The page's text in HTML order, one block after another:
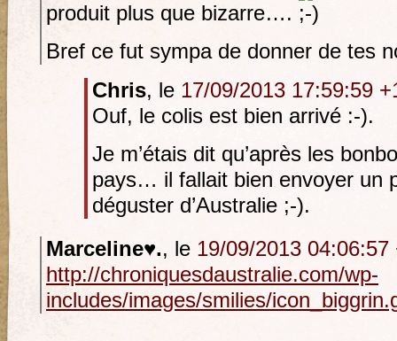
produit plus que bizarre….
Bref ce fut sympa de donner de tes
Chris, le 17/09/2013 17:59:59
Ouf, le colis est bien arrivé :-).
Je m’étais dit qu’après les
pays… il fallait bien envoyer un
déguster d’Australie ;-).
Marceline♥., le 19/09/2013 04:06:57
http://chroniquesdaustralie.com/wp-
includes/images/smilies/